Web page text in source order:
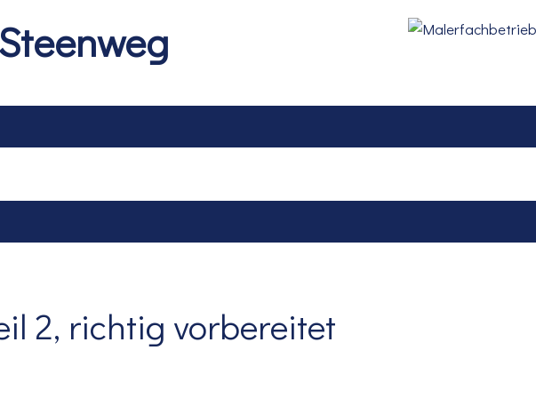
2, richtig vorbereitet